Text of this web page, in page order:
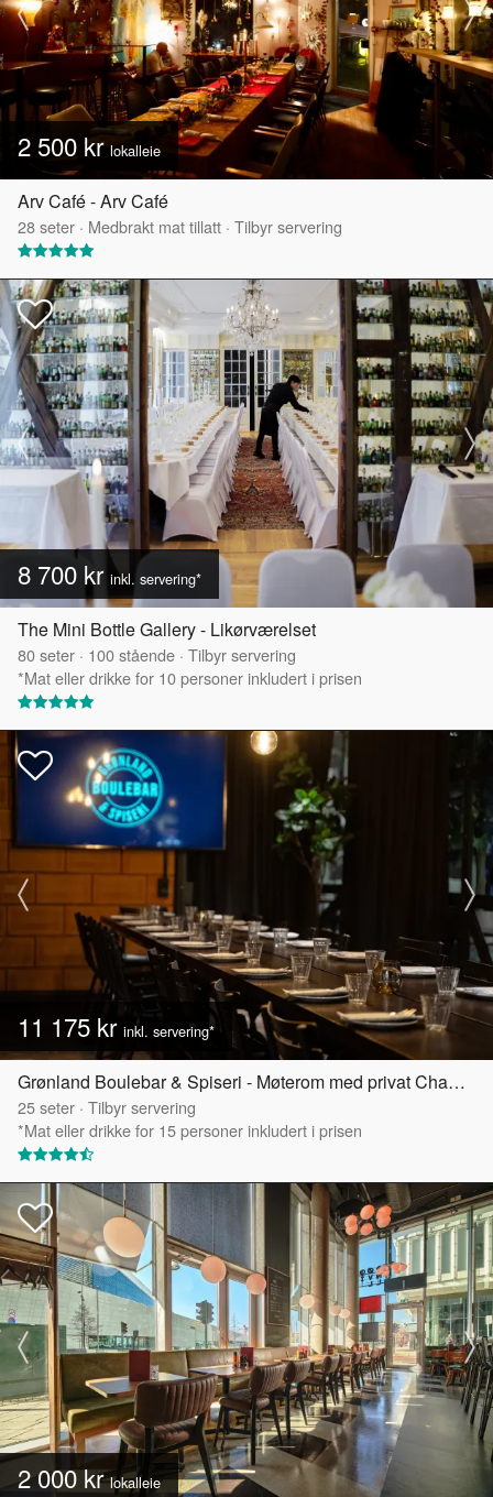
2 500 krlokalleie
Arv Café - Arv Café
28seter · Medbrakt mat tillatt · Tilbyr servering
8 700 kr inkl. servering*
The Mini Bottle Gallery - Likørværelset
80seter · 100stående · Tilbyr servering
*Mat eller drikke for 10 personer inkludert i prisen
11 175 kr inkl. servering*
Grønland Boulebar & Spiseri - Møterom med privat Chambre Séparée
25seter · Tilbyr servering
*Mat eller drikke for 15 personer inkludert i prisen
2 000 krlokalleie